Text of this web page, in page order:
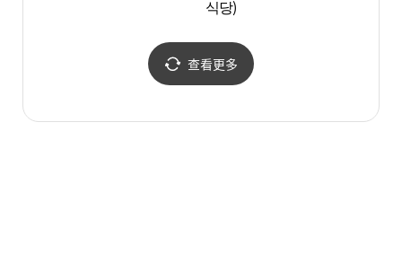
식당)
查看更多